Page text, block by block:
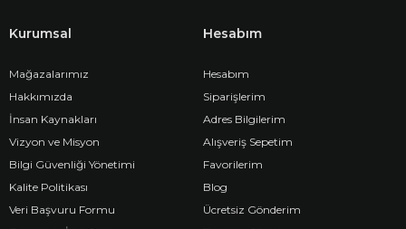
Fırat Kuyumculuk
, Diyarbakır’ın yüzyıllara dayanan kuyumculuk
Sadece bir
, Diyarbakır’ın usta zanaatkarlarının titiz
el işçiliğiyle üretilir.
Marka, müşteri memnuniyetini merkeze alarak mağaza ve online
alışverişte kusursuz hizmet sunar.
NedenAtaç Altın BilekliklerTercih Edilmeli?
Ataç altın bileklikler
Kurumsal
Mağazalarımız
Hakkımızda
İnsan Kaynakları
Vizyon ve Misyon
Bilgi Güvenliği Yönetimi
Kalite Politikası
Veri Başvuru Formu
Hesabım
Hesabım
Siparişlerim
Adres Bilgilerim
Alışveriş Sepetim
Favorilerim
Blog
Ücretsiz Gönderim